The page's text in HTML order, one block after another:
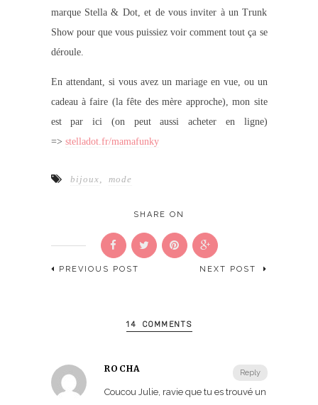
marque Stella & Dot, et de vous inviter à un Trunk
Show pour que vous puissiez voir comment tout ça se
déroule.
En attendant, si vous avez un mariage en vue, ou un
cadeau à faire (la fête des mère approche), mon site
est par ici (on peut aussi acheter en ligne)
=> stelladot.fr/mamafunky
bijoux mode
SHARE ON
PREVIOUS POST NEXT POST
14 COMMENTS
Reply
ROCHA
Coucou Julie, ravie que tu es trouvé un